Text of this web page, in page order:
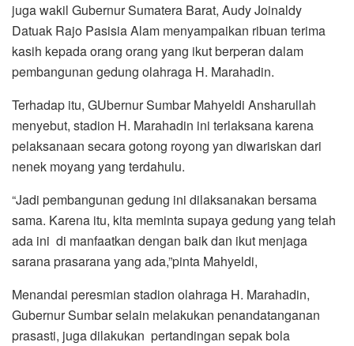
juga wakil Gubernur Sumatera Barat, Audy Joinaldy
Datuak Rajo Pasisia Alam menyampaikan ribuan terima
kasih kepada orang orang yang ikut berperan dalam
pembangunan gedung olahraga H. Marahadin.
Terhadap itu, GUbernur Sumbar Mahyeldi Ansharullah
menyebut, stadion H. Marahadin ini terlaksana karena
pelaksanaan secara gotong royong yan diwariskan dari
nenek moyang yang terdahulu.
“Jadi pembangunan gedung ini dilaksanakan bersama
sama. Karena itu, kita meminta supaya gedung yang telah
ada ini di manfaatkan dengan baik dan ikut menjaga
sarana prasarana yang ada,”pinta Mahyeldi,
Menandai peresmian stadion olahraga H. Marahadin,
Gubernur Sumbar selain melakukan penandatanganan
prasasti, juga dilakukan pertandingan sepak bola